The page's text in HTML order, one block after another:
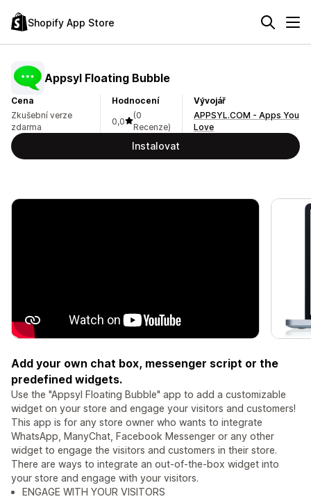
Shopify App Store
Appsyl Floating Bubble
Cena
Zkušební verze
zdarma
Hodnocení
0,0
(0
Recenze)
Vývojář
APPSYL.COM - Apps You
Love
Instalovat
Add your own chat box, messenger script or the
predefined widgets.
Use the "Appsyl Floating Bubble" app to add a customizable
widget on your store and engage your visitors and customers!
This app is for any store owner who wants to integrate
WhatsApp, ManyChat, Facebook Messenger or any other
widget to engage the visitors and customers in their store.
There are ways to integrate an out-of-the-box widget into
your store and engage with your visitors.
ENGAGE WITH YOUR VISITORS